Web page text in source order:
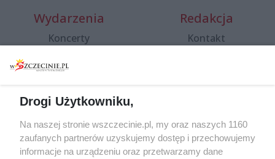
Wydarzenia
Koncerty
Spacery i oprowadzania
targi
Wernisaże
Więcej
Redakcja
Kontakt
Specjalny koncert z okazji
20. urodzin portalu
wSzczecinie.pl
Drogi Użytkowniku,
Na naszej stronie wszczecinie.pl, my oraz naszych 1160
zaufanych partnerów uzyskujemy dostęp i przechowujemy
informacje na urządzeniu oraz przetwarzamy dane